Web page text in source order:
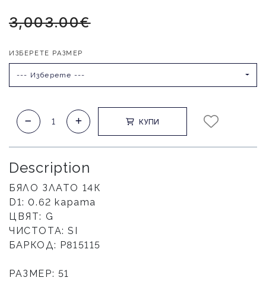
3,003.00€
ИЗБЕРЕТЕ РАЗМЕР
--- Изберете ---
КУПИ
Description
БЯЛО ЗЛАТО 14К
D1: 0.62 карата
ЦВЯТ: G
ЧИСТОТА: SI
БАРКОД: Р815115
РАЗМЕР: 51